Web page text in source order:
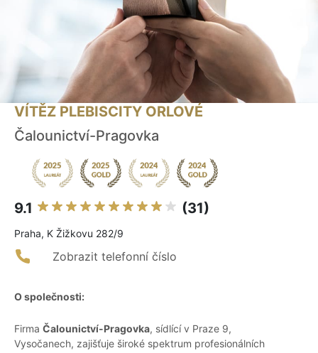
VÍTĚZ PLEBISCITY ORLOVÉ
Čalounictví-Pragovka
9.1 (31)
Praha, K Žižkovu 282/9
Zobrazit telefonní číslo
O společnosti:
Firma Čalounictví-Pragovka, sídlící v Praze 9,
Vysočanech, zajišťuje široké spektrum profesionálních